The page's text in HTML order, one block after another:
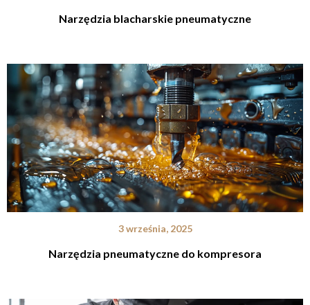
Narzędzia blacharskie pneumatyczne
3 września, 2025
Narzędzia pneumatyczne do kompresora